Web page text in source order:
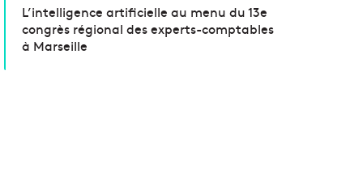
L’intelligence artificielle au menu du 13e
congrès régional des experts-comptables
à Marseille